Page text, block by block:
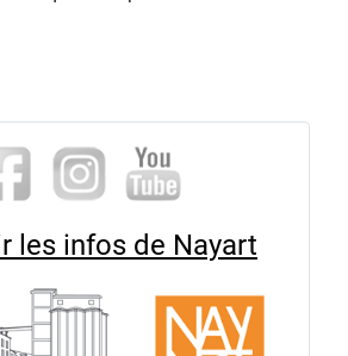
les infos de Nayart